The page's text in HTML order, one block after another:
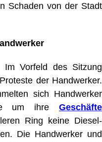
Schaden von der Stadt
Im Vorfeld des Sitzung
der Handwerker.
sich Handwerker
um ihre Geschäfte
Ring keine Diesel-
Die Handwerker und